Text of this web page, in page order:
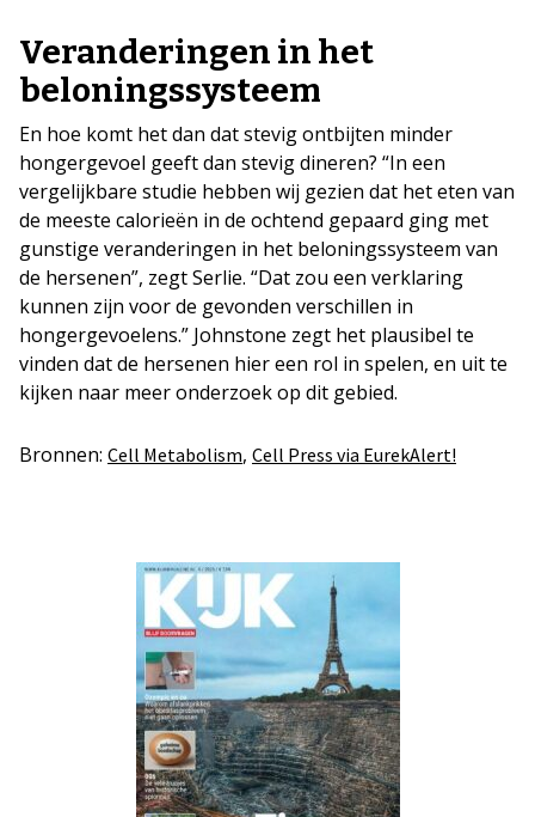
Veranderingen in het
beloningssysteem
En hoe komt het dan dat stevig ontbijten minder
hongergevoel geeft dan stevig dineren? “In een
vergelijkbare studie hebben wij gezien dat het eten van
de meeste calorieën in de ochtend gepaard ging met
gunstige veranderingen in het beloningssysteem van
de hersenen”, zegt Serlie. “Dat zou een verklaring
kunnen zijn voor de gevonden verschillen in
hongergevoelens.” Johnstone zegt het plausibel te
vinden dat de hersenen hier een rol in spelen, en uit te
kijken naar meer onderzoek op dit gebied.
Bronnen: Cell Metabolism, Cell Press via EurekAlert!